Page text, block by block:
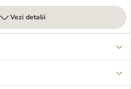
Vezi detalii